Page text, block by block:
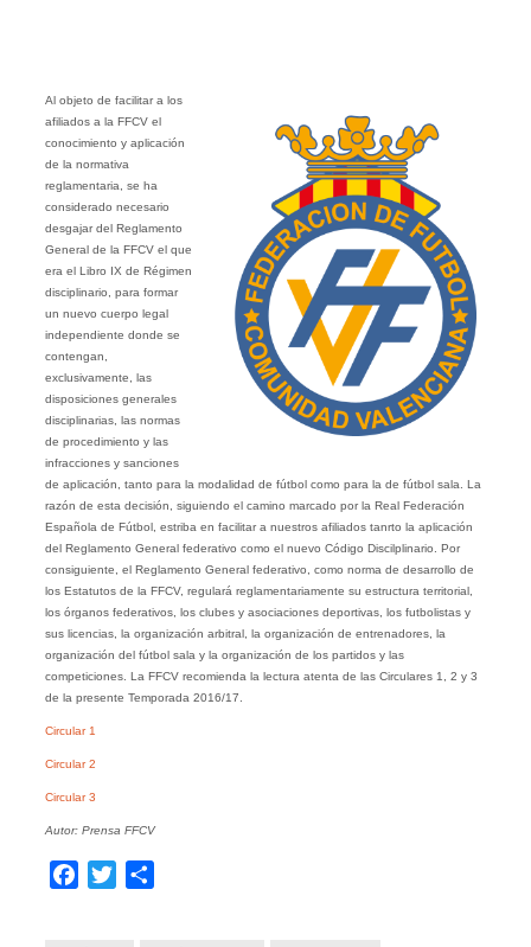
Al objeto de facilitar a los
afiliados a la FFCV el
conocimiento y aplicación
de la normativa
reglamentaria, se ha
considerado necesario
desgajar del Reglamento
General de la FFCV el que
era el Libro IX de Régimen
disciplinario, para formar
un nuevo cuerpo legal
independiente donde se
contengan,
exclusivamente, las
disposiciones generales
disciplinarias, las normas
de procedimiento y las
infracciones y sanciones
de aplicación, tanto para la modalidad de fútbol como para la de fútbol sala. La
razón de esta decisión, siguiendo el camino marcado por la Real Federación
Española de Fútbol, estriba en facilitar a nuestros afiliados tanrto la aplicación
del Reglamento General federativo como el nuevo Código Discilplinario. Por
consiguiente, el Reglamento General federativo, como norma de desarrollo de
los Estatutos de la FFCV, regulará reglamentariamente su estructura territorial,
los órganos federativos, los clubes y asociaciones deportivas, los futbolistas y
sus licencias, la organización arbitral, la organización de entrenadores, la
organización del fútbol sala y la organización de los partidos y las
competiciones. La FFCV recomienda la lectura atenta de las Circulares 1, 2 y 3
de la presente Temporada 2016/17.
Circular 1
Circular 2
Circular 3
Autor: Prensa FFCV
Facebook
Twitter